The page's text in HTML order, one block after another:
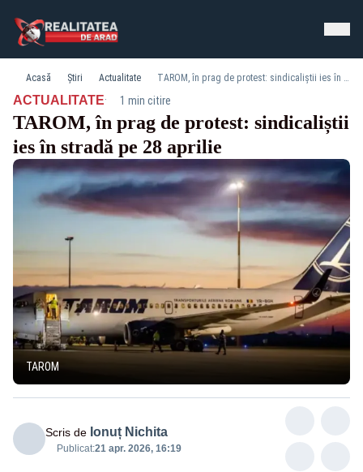
Acasă Știri Actualitate TAROM, în prag de protest: sindicaliștii ies în stradă pe 28 aprilie
ACTUALITATE· 1 min citire
TAROM, în prag de protest: sindicaliștii
ies în stradă pe 28 aprilie
TAROM
Scris de Ionuț Nichita
Publicat:21 apr. 2026, 16:19